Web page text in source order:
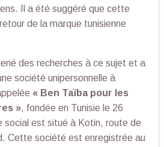
Il a été suggéré que cette
de la marque tunisienne
des recherches à ce sujet et a
société unipersonnelle à
« Ben Taïba pour les
», fondée en Tunisie le 26
social est situé à Kotin, route de
Cette société est enregistrée au